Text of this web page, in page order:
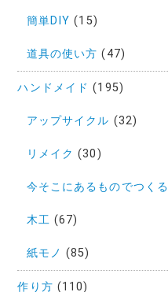
簡単DIY (15)
道具の使い方 (47)
ハンドメイド (195)
アップサイクル (32)
リメイク (30)
今そこにあるものでつくる
木工 (67)
紙モノ (85)
作り方 (110)